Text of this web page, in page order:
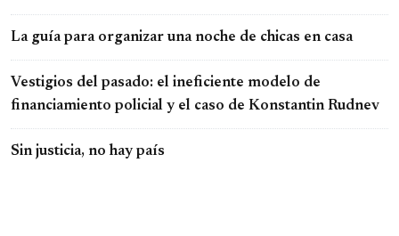
La guía para organizar una noche de chicas en casa
Vestigios del pasado: el ineficiente modelo de
financiamiento policial y el caso de Konstantin Rudnev
Sin justicia, no hay país